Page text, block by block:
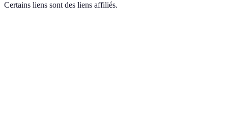
Certains liens sont des liens affiliés.